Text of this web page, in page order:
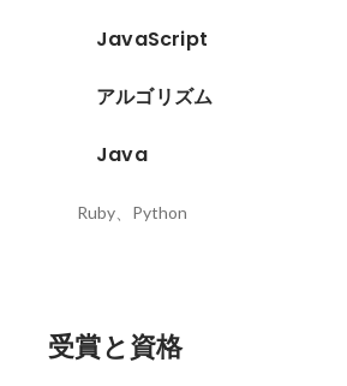
JavaScript
アルゴリズム
Java
Ruby、Python
受賞と資格